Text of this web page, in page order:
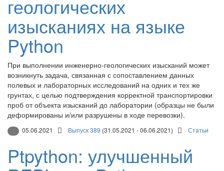
геологических
изысканиях на языке
Python
При выполнении инженерно-геологических изысканий может
возникнуть задача, связанная с сопоставлением данных
полевых и лабораторных исследований на одних и тех же
грунтах, с целью подтверждения корректной транспортировки
проб от объекта изысканий до лаборатории (образцы не были
деформированы и/или разрушены в ходе перевозки).
05.06.2021 Выпуск 389 (31.05.2021 - 06.06.2021) Статьи
Ptpython: улучшенный